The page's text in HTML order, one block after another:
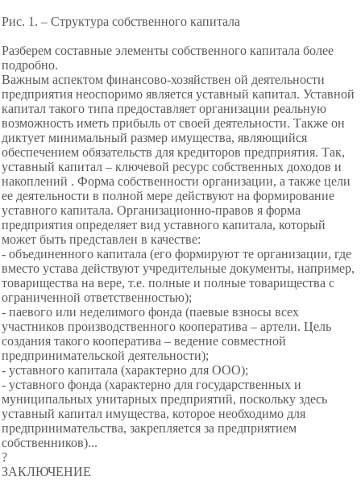
Рис. 1. – Структура собственного капитала
Разберем составные элементы собственного капитала более
подробно.
Важным аспектом финансово-хозяйствен ой деятельности
предприятия неоспоримо является уставный капитал. Уставной
капитал такого типа предоставляет организации реальную
возможность иметь прибыль от своей деятельности. Также он
диктует минимальный размер имущества, являющийся
обеспечением обязательств для кредиторов предприятия. Так,
уставный капитал – ключевой ресурс собственных доходов и
накоплений . Форма собственности организации, а также цели
ее деятельности в полной мере действуют на формирование
уставного капитала. Организационно-правов я форма
предприятия определяет вид уставного капитала, который
может быть представлен в качестве:
- объединенного капитала (его формируют те организации, где
вместо устава действуют учредительные документы, например,
товарищества на вере, т.е. полные и полные товарищества с
ограниченной ответственностью);
- паевого или неделимого фонда (паевые взносы всех
участников производственного кооператива – артели. Цель
создания такого кооператива – ведение совместной
предпринимательской деятельности);
- уставного капитала (характерно для ООО);
- уставного фонда (характерно для государственных и
муниципальных унитарных предприятий, поскольку здесь
уставный капитал имущества, которое необходимо для
предпринимательства, закрепляется за предприятием
собственников)...
?
ЗАКЛЮЧЕНИЕ